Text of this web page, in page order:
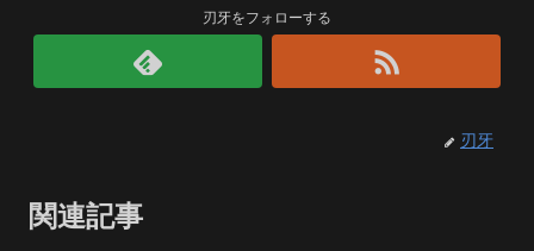
刃牙をフォローする
刃牙
関連記事